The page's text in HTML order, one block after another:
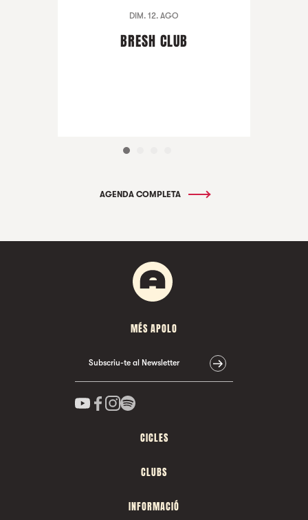
DIM. 12. AGO
BRESH CLUB
AGENDA COMPLETA
MÉS APOLO
Subscriu-te al Newsletter
CICLES
CLUBS
INFORMACIÓ